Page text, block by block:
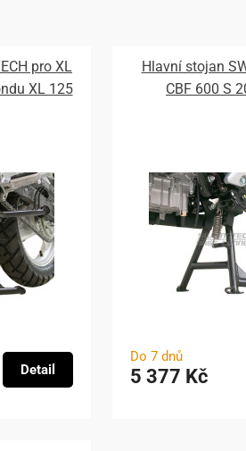
pro XL
XL 125
Detail
Hlavní stojan
CBF 600 S
Do 7 dnů
5 377 Kč